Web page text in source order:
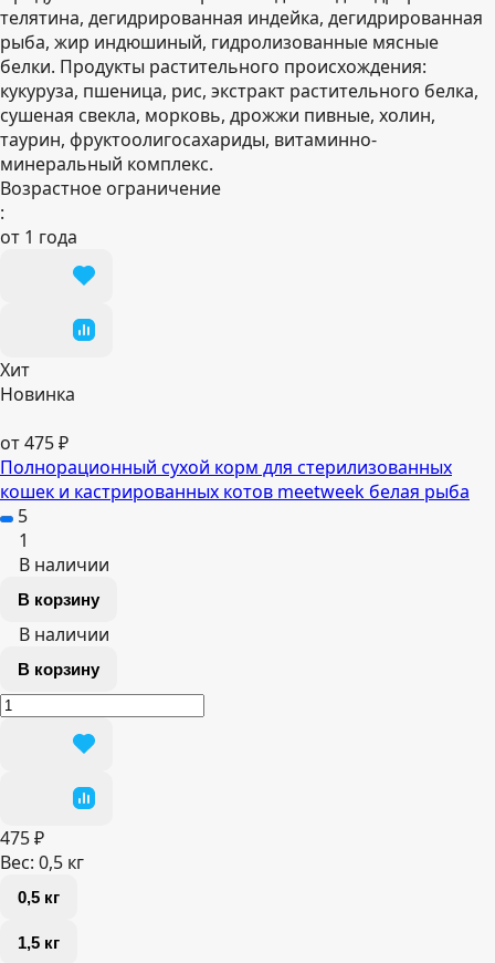
телятина, дегидрированная индейка, дегидрированная
рыба, жир индюшиный, гидролизованные мясные
белки. Продукты растительного происхождения:
кукуруза, пшеница, рис, экстракт растительного белка,
сушеная свекла, морковь, дрожжи пивные, холин,
таурин, фруктоолигосахариды, витаминно-
минеральный комплекс.
Возрастное ограничение
:
от 1 года
Хит
Новинка
от 475 ₽
Полнорационный сухой корм для стерилизованных
кошек и кастрированных котов meetweek белая рыба
5
1
В наличии
В корзину
В наличии
В корзину
475 ₽
Вес: 0,5 кг
0,5 кг
1,5 кг